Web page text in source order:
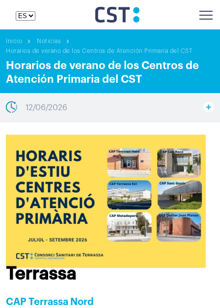
Inicio
Noticias
Horarios de verano de los Centros de Atención Primaria del CST
Horarios de verano de los Centros de
Atención Primaria del CST
12/06/2026
Terrassa
CAP Terrassa Nord